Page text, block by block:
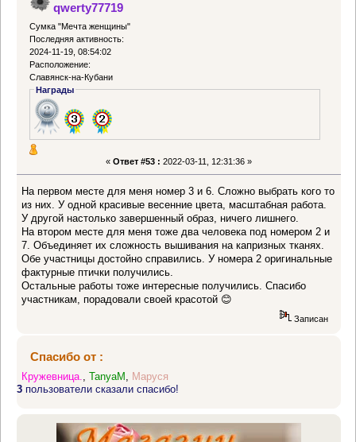
qwerty77719
Сумка "Мечта женщины"
Последняя активность:
2024-11-19, 08:54:02
Расположение:
Славянск-на-Кубани
Награды
« Ответ #53 : 2022-03-11, 12:31:36 »
На первом месте для меня номер 3 и 6. Сложно выбрать кого то
из них. У одной красивые весенние цвета, масштабная работа.
У другой настолько завершенный образ, ничего лишнего.
На втором месте для меня тоже два человека под номером 2 и
7. Объединяет их сложность вышивания на капризных тканях.
Обе участницы достойно справились. У номера 2 оригинальные
фактурные птички получились.
Остальные работы тоже интересные получились. Спасибо
участникам, порадовали своей красотой 😊
Записан
Спасибо от :
Кружевница. ,TanyaM
Маруся
3 пользователи сказали спасибо!